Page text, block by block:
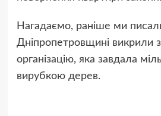
Нагадаємо, раніше ми
Дніпропетровщині викрили
організацію, яка завдала
вирубкою дерев.